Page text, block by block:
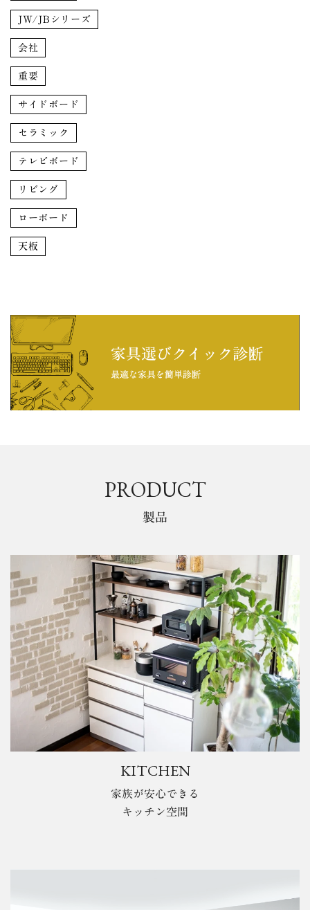
JW/JBシリーズ
会社
重要
サイドボード
セラミック
テレビボード
リビング
ローボード
天板
PRODUCT
製品
KITCHEN
家族が安心できる
キッチン空間